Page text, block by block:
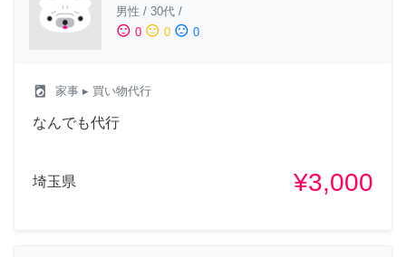
男性 / 30代 /
sentiment_satisfied 0 sentiment_neutral 0 sentiment_dissatisfied 0
local_laundry_service 家事 ▸ 買い物代行
なんでも代行
埼玉県 ¥3,000